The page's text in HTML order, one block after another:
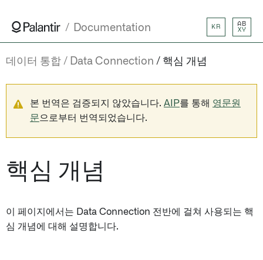
Documentation KR
AB
XY
데이터 통합 Data Connection 핵심 개념
본 번역은 검증되지 않았습니다. AIP를 통해 영문원
문으로부터 번역되었습니다.
핵심 개념
이 페이지에서는 Data Connection 전반에 걸쳐 사용되는 핵
심 개념에 대해 설명합니다.